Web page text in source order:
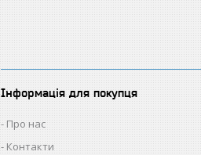
Інформація для покупця
Про нас
Контакти